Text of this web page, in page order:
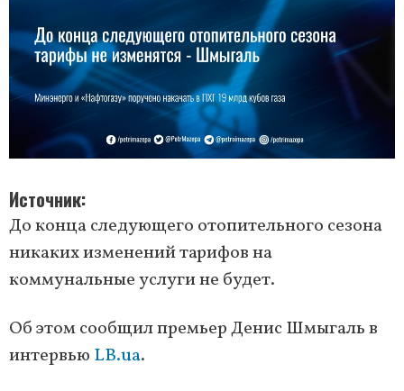
Источник
До конца следующего отопительного сезона
никаких изменений тарифов на
коммунальные услуги не будет.
Об этом сообщил премьер Денис Шмыгаль в
интервью LB.ua.